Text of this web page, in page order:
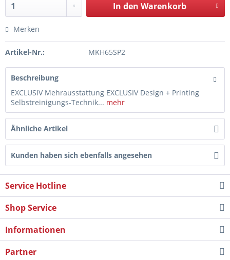
In den Warenkorb
Merken
Artikel-Nr.: MKH65SP2
Beschreibung
EXCLUSIV Mehrausstattung EXCLUSIV Design + Printing
Selbstreinigungs-Technik... mehr
Ähnliche Artikel
Kunden haben sich ebenfalls angesehen
Service Hotline
Shop Service
Informationen
Partner